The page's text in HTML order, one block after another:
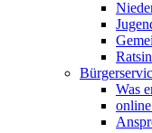
Was